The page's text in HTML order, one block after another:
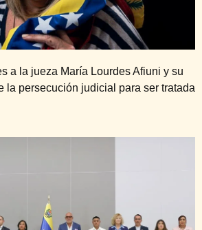
a la jueza María Lourdes Afiuni y su
la persecución judicial para ser tratada